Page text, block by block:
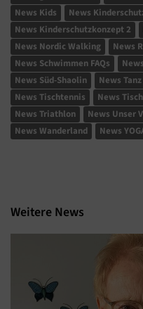
News Kids
News
News Kinderschutzkonzept 2
News Nordic Walking
News
News Schwimmen FAQs
News Süd-Shaolin
News
News Tischtennis
News
News Triathlon
News Unser
News Wanderland
News
Weitere News